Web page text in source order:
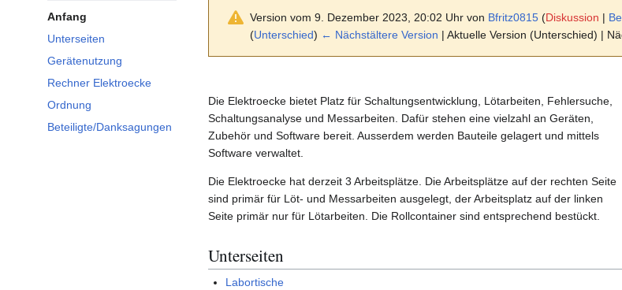
Anfang
Unterseiten
Gerätenutzung
Rechner Elektroecke
Ordnung
Beteiligte/Danksagungen
Version vom 9. Dezember 2023, 20:02 Uhr von Bfritz0815 (Diskussion |
(Unterschied) ← Nächstältere Version | Aktuelle Version (Unterschied) |
Die Elektroecke bietet Platz für Schaltungsentwicklung, Lötarbeiten, Fehlersuche,
Schaltungsanalyse und Messarbeiten. Dafür stehen eine vielzahl an Geräten,
Zubehör und Software bereit. Ausserdem werden Bauteile gelagert und mittels
Software verwaltet.
Die Elektroecke hat derzeit 3 Arbeitsplätze. Die Arbeitsplätze auf der rechten Seite
sind primär für Löt- und Messarbeiten ausgelegt, der Arbeitsplatz auf der linken
Seite primär nur für Lötarbeiten. Die Rollcontainer sind entsprechend bestückt.
Unterseiten
Labortische